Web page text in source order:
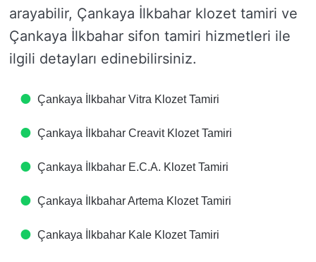
arayabilir, Çankaya İlkbahar klozet tamiri ve
Çankaya İlkbahar sifon tamiri hizmetleri ile
ilgili detayları edinebilirsiniz.
Çankaya İlkbahar Vitra Klozet Tamiri
Çankaya İlkbahar Creavit Klozet Tamiri
Çankaya İlkbahar E.C.A. Klozet Tamiri
Çankaya İlkbahar Artema Klozet Tamiri
Çankaya İlkbahar Kale Klozet Tamiri